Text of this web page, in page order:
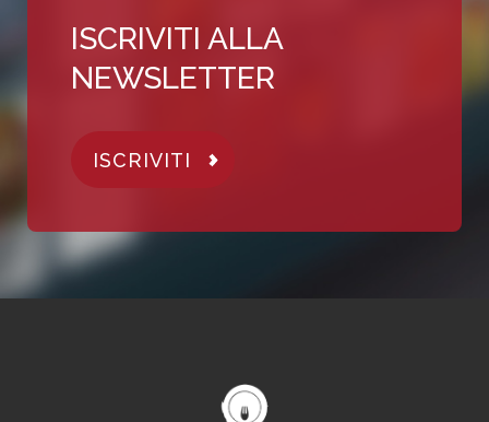
ISCRIVITI ALLA
NEWSLETTER
ISCRIVITI